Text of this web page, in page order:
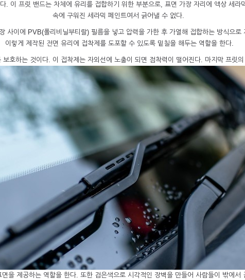
. 이 프릿 밴드는 차체에 유리를 접합하기 위한 부분으로, 표면 가장 자리에 액상 세라
속에 구워진 세라믹 페인트여서 긁어낼 수 없다.
사이에 PVB(폴리비닐부티랄) 필름을 넣고 압력을 가한 후 가열해 접합하는 방식으
이렇게 제작된 전면 유리에 접착제를 도포할 수 있도록 밑칠을 해두는 역할을 한다.
호하는 것이다. 이 접착제는 자외선에 노출이 되면 점착력이 떨어진다. 마지막 프릿
을 제공하는 역할을 한다. 또한 검은색으로 시각적인 장벽을 만들어 사람들이 밖에